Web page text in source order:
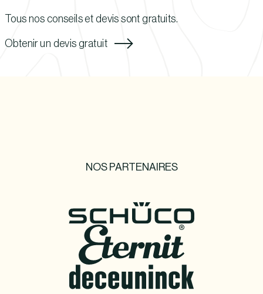
Tous nos conseils et devis sont gratuits.
Obtenir un devis gratuit
NOS PARTENAIRES